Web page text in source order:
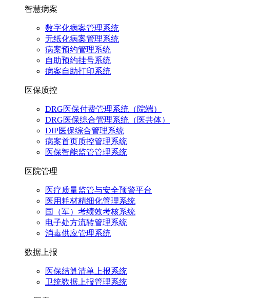
智慧病案
数字化病案管理系统
无纸化病案管理系统
病案预约管理系统
自助预约挂号系统
病案自助打印系统
医保质控
DRG医保付费管理系统（院端）
DRG医保综合管理系统（医共体）
DIP医保综合管理系统
病案首页质控管理系统
医保智能监管管理系统
医院管理
医疗质量监管与安全预警平台
医用耗材精细化管理系统
国（军）考绩效考核系统
电子处方流转管理系统
消毒供应管理系统
数据上报
医保结算清单上报系统
卫统数据上报管理系统